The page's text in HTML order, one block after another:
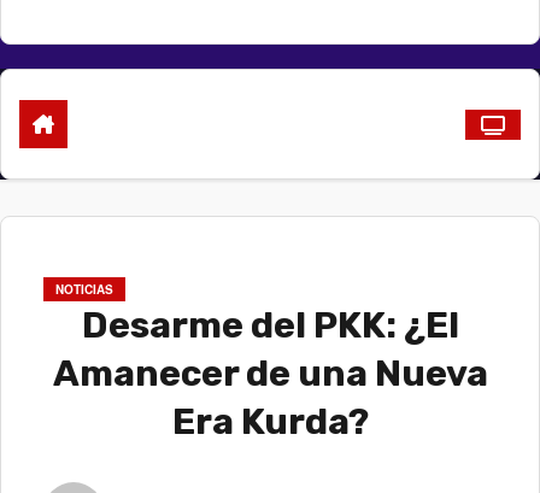
NOTICIAS
Desarme del PKK: ¿El
Amanecer de una Nueva
Era Kurda?